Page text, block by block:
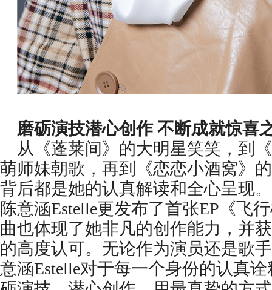
磨砺演技潜心创作 不断成就惊喜
从《蓬莱间》的大明星笑笑，到
萌师妹朝歌，再到《恋恋小酒窝》
背后都是她的认真解读和全心呈现
陈意涵Estelle更发布了首张EP《飞
曲也体现了她非凡的创作能力，并
的高度认可。无论作为演员还是歌
意涵Estelle对于每一个身份的认真